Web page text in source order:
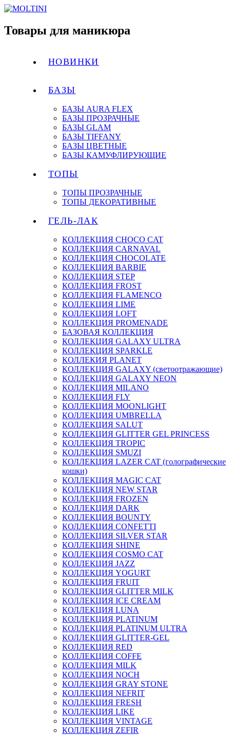
Товары для маникюра
НОВИНКИ
БАЗЫ
БАЗЫ AURA FLEX
БАЗЫ ПРОЗРАЧНЫЕ
БАЗЫ GLAM
БАЗЫ TIFFANY
БАЗЫ ЦВЕТНЫЕ
БАЗЫ КАМУФЛИРУЮЩИЕ
ТОПЫ
ТОПЫ ПРОЗРАЧНЫЕ
ТОПЫ ДЕКОРАТИВНЫЕ
ГЕЛЬ-ЛАК
КОЛЛЕКЦИЯ CHOCO CAT
КОЛЛЕКЦИЯ CARNAVAL
КОЛЛЕКЦИЯ CHOCOLATE
КОЛЛЕКЦИЯ BARBIE
КОЛЛЕКЦИЯ STEP
КОЛЛЕКЦИЯ FROST
КОЛЛЕКЦИЯ FLAMENCO
КОЛЛЕКЦИЯ LIME
КОЛЛЕКЦИЯ LOFT
КОЛЛЕКЦИЯ PROMENADE
БАЗОВАЯ КОЛЛЕКЦИЯ
КОЛЛЕКЦИЯ GALAXY ULTRA
КОЛЛЕКЦИЯ SPARKLE
КОЛЛЕКИЯ PLANET
КОЛЛЕКЦИЯ GALAXY (светоотражающие)
КОЛЛЕКЦИЯ GALAXY NEON
КОЛЛЕКЦИЯ MILANO
КОЛЛЕКЦИЯ FLY
КОЛЛЕКЦИЯ MOONLIGHT
КОЛЛЕКЦИЯ UMBRELLA
КОЛЛЕКЦИЯ SALUT
КОЛЛЕКЦИЯ GLITTER GEL PRINCESS
КОЛЛЕКЦИЯ TROPIC
КОЛЛЕКЦИЯ SMUZI
КОЛЛЕКЦИЯ LAZER CAT (голографические
кошки)
КОЛЛЕКЦИЯ MAGIC CAT
КОЛЛЕКЦИЯ NEW STAR
КОЛЛЕКЦИЯ FROZEN
КОЛЛЕКЦИЯ DARK
КОЛЛЕКЦИЯ BOUNTY
КОЛЛЕКЦИЯ CONFETTI
КОЛЛЕКЦИЯ SILVER STAR
КОЛЛЕКЦИЯ SHINE
КОЛЛЕКЦИЯ COSMO CAT
КОЛЛЕКЦИЯ JAZZ
КОЛЛЕКЦИЯ YOGURT
КОЛЛЕКЦИЯ FRUIT
КОЛЛЕКЦИЯ GLITTER MILK
КОЛЛЕКЦИЯ ICE CREAM
КОЛЛЕКЦИЯ LUNA
КОЛЛЕКЦИЯ PLATINUM
КОЛЛЕКЦИЯ PLATINUM ULTRA
КОЛЛЕКЦИЯ GLITTER-GEL
КОЛЛЕКЦИЯ RED
КОЛЛЕКЦИЯ COFFE
КОЛЛЕКЦИЯ MILK
КОЛЛЕКЦИЯ NOCH
КОЛЛЕКЦИЯ GRAY STONE
КОЛЛЕКЦИЯ NEFRIT
КОЛЛЕКЦИЯ FRESH
КОЛЛЕКЦИЯ LIKE
КОЛЛЕКЦИЯ VINTAGE
КОЛЛЕКЦИЯ ZEFIR